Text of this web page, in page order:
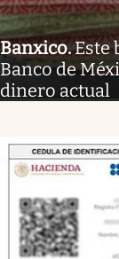
Banxico.Este
Banco de
dinero actual